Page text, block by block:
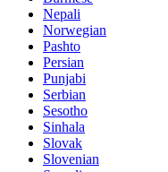
Nepali
Norwegian
Pashto
Persian
Punjabi
Serbian
Sesotho
Sinhala
Slovak
Slovenian